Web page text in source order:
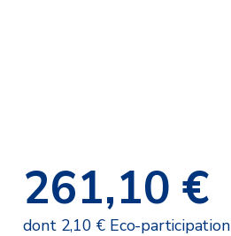
261,10 €
dont 2,10 € Eco-participation